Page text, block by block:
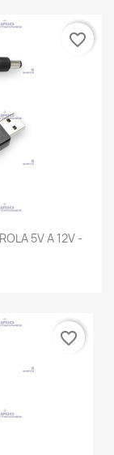
5V A 12V -
favorite_border
favorite_border